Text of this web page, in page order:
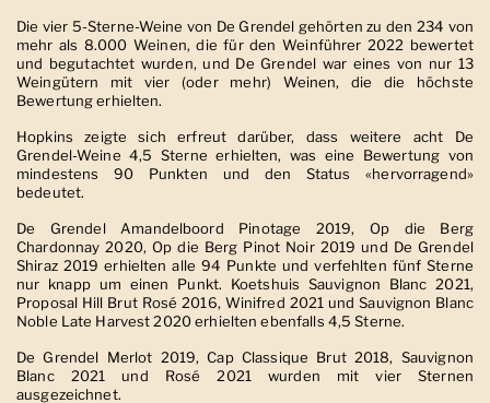
Die vier 5-Sterne-Weine von De Grendel gehörten zu den 234 von
mehr als 8.000 Weinen, die für den Weinführer 2022 bewertet
und begutachtet wurden, und De Grendel war eines von nur 13
Weingütern mit vier (oder mehr) Weinen, die die höchste
Bewertung erhielten.
Hopkins zeigte sich erfreut darüber, dass weitere acht De
Grendel-Weine 4,5 Sterne erhielten, was eine Bewertung von
mindestens 90 Punkten und den Status «hervorragend»
bedeutet.
De Grendel Amandelboord Pinotage 2019, Op die Berg
Chardonnay 2020, Op die Berg Pinot Noir 2019 und De Grendel
Shiraz 2019 erhielten alle 94 Punkte und verfehlten fünf Sterne
nur knapp um einen Punkt. Koetshuis Sauvignon Blanc 2021,
Proposal Hill Brut Rosé 2016, Winifred 2021 und Sauvignon Blanc
Noble Late Harvest 2020 erhielten ebenfalls 4,5 Sterne.
De Grendel Merlot 2019, Cap Classique Brut 2018, Sauvignon
Blanc 2021 und Rosé 2021 wurden mit vier Sternen
ausgezeichnet.